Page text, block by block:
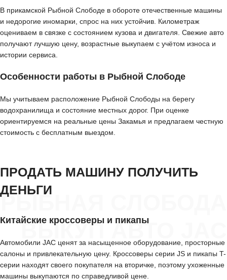
В прикамской Рыбной Слободе в обороте отечественные машины
и недорогие иномарки, спрос на них устойчив. Километраж
оцениваем в связке с состоянием кузова и двигателя. Свежие авто
получают лучшую цену, возрастные выкупаем с учётом износа и
истории сервиса.
Особенности работы в Рыбной Слободе
Мы учитываем расположение Рыбной Слободы на берегу
водохранилища и состояние местных дорог. При оценке
ориентируемся на реальные цены Закамья и предлагаем честную
стоимость с бесплатным выездом.
РЫБНАЯ СЛОБОДА
ВЫКУП АВТО JAC
ПРОДАТЬ МАШИНУ ПОЛУЧИТЬ
ДЕНЬГИ
Китайские кроссоверы и пикапы
Автомобили JAC ценят за насыщенное оборудование, просторные
салоны и привлекательную цену. Кроссоверы серии JS и пикапы T-
серии находят своего покупателя на вторичке, поэтому ухоженные
машины выкупаются по справедливой цене.